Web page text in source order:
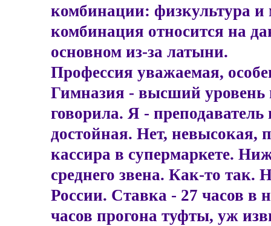
комбинации: физкультура
комбинация относится на
основном из-за латыни.
Профессия уважаемая,
Гимназия - высший уровень
говорила. Я -
достойная. Нет, невысокая,
кассира в супермаркете.
среднего звена. Как-то так.
России. Ставка - 27 часов в
часов прогона туфты, уж